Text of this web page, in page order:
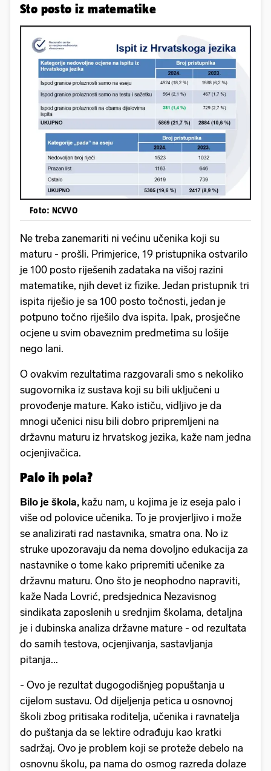
Sto posto iz matematike
Foto: NCVVO
Ne treba zanemariti ni većinu učenika koji su
maturu - prošli. Primjerice, 19 pristupnika ostvarilo
je 100 posto riješenih zadataka na višoj razini
matematike, njih devet iz fizike. Jedan pristupnik tri
ispita riješio je sa 100 posto točnosti, jedan je
potpuno točno riješilo dva ispita. Ipak, prosječne
ocjene u svim obaveznim predmetima su lošije
nego lani.
O ovakvim rezultatima razgovarali smo s nekoliko
sugovornika iz sustava koji su bili uključeni u
provođenje mature. Kako ističu, vidljivo je da
mnogi učenici nisu bili dobro pripremljeni na
državnu maturu iz hrvatskog jezika, kaže nam jedna
ocjenjivačica.
Palo ih pola?
Bilo je škola, kažu nam, u kojima je iz eseja palo i
više od polovice učenika. To je provjerljivo i može
se analizirati rad nastavnika, smatra ona. No iz
struke upozoravaju da nema dovoljno edukacija za
nastavnike o tome kako pripremiti učenike za
državnu maturu. Ono što je neophodno napraviti,
kaže Nada Lovrić, predsjednica Nezavisnog
sindikata zaposlenih u srednjim školama, detaljna
je i dubinska analiza državne mature - od rezultata
do samih testova, ocjenjivanja, sastavljanja
pitanja...
- Ovo je rezultat dugogodišnjeg popuštanja u
cijelom sustavu. Od dijeljenja petica u osnovnoj
školi zbog pritisaka roditelja, učenika i ravnatelja
do puštanja da se lektire odrađuju kao kratki
sadržaj. Ovo je problem koji se proteže debelo na
osnovnu školu, pa nama do osmog razreda dolaze